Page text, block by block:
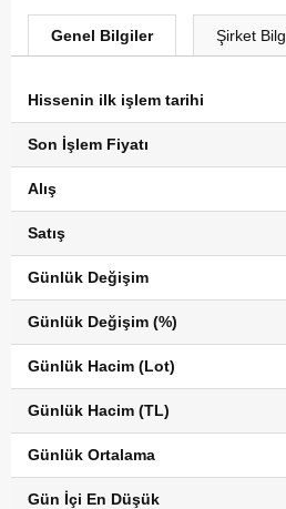
Genel Bilgiler Şirket
Hissenin ilk işlem tarihi
Son İşlem Fiyatı
Alış
Satış
Günlük Değişim
Günlük Değişim (%)
Günlük Hacim (Lot)
Günlük Hacim (TL)
Günlük Ortalama
Gün İçi En Düşük